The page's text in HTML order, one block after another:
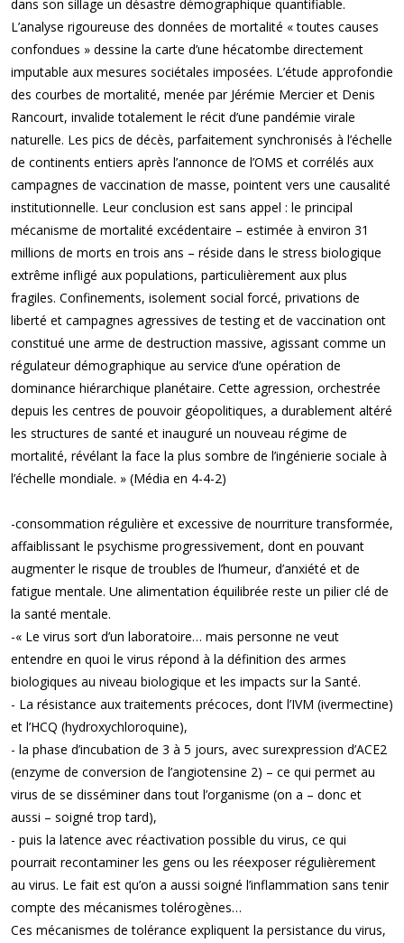
dans son sillage un désastre démographique quantifiable.
L’analyse rigoureuse des données de mortalité « toutes causes
confondues » dessine la carte d’une hécatombe directement
imputable aux mesures sociétales imposées. L’étude approfondie
des courbes de mortalité, menée par Jérémie Mercier et Denis
Rancourt, invalide totalement le récit d’une pandémie virale
naturelle. Les pics de décès, parfaitement synchronisés à l’échelle
de continents entiers après l’annonce de l’OMS et corrélés aux
campagnes de vaccination de masse, pointent vers une causalité
institutionnelle. Leur conclusion est sans appel : le principal
mécanisme de mortalité excédentaire – estimée à environ 31
millions de morts en trois ans – réside dans le stress biologique
extrême infligé aux populations, particulièrement aux plus
fragiles. Confinements, isolement social forcé, privations de
liberté et campagnes agressives de testing et de vaccination ont
constitué une arme de destruction massive, agissant comme un
régulateur démographique au service d’une opération de
dominance hiérarchique planétaire. Cette agression, orchestrée
depuis les centres de pouvoir géopolitiques, a durablement altéré
les structures de santé et inauguré un nouveau régime de
mortalité, révélant la face la plus sombre de l’ingénierie sociale à
l’échelle mondiale. » (Média en 4-4-2)
-consommation régulière et excessive de nourriture transformée,
affaiblissant le psychisme progressivement, dont en pouvant
augmenter le risque de troubles de l’humeur, d’anxiété et de
fatigue mentale. Une alimentation équilibrée reste un pilier clé de
la santé mentale.
-« Le virus sort d’un laboratoire… mais personne ne veut
entendre en quoi le virus répond à la définition des armes
biologiques au niveau biologique et les impacts sur la Santé.
- La résistance aux traitements précoces, dont l’IVM (ivermectine)
et l’HCQ (hydroxychloroquine),
- la phase d’incubation de 3 à 5 jours, avec surexpression d’ACE2
(enzyme de conversion de l’angiotensine 2) – ce qui permet au
virus de se disséminer dans tout l’organisme (on a – donc et
aussi – soigné trop tard),
- puis la latence avec réactivation possible du virus, ce qui
pourrait recontaminer les gens ou les réexposer régulièrement
au virus. Le fait est qu’on a aussi soigné l’inflammation sans tenir
compte des mécanismes tolérogènes…
Ces mécanismes de tolérance expliquent la persistance du virus,